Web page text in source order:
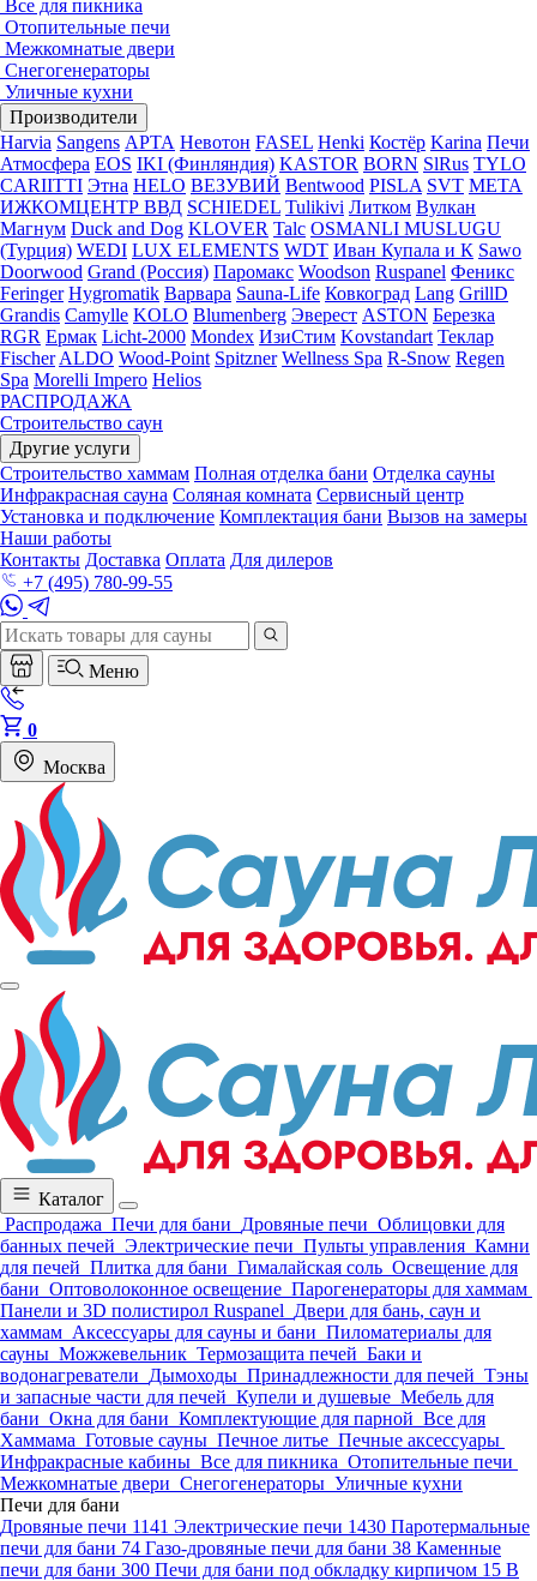
Все для пикника
Отопительные печи
Межкомнатые двери
Снегогенераторы
Уличные кухни
Производители
Harvia Sangens АРТА Невотон FASEL Henki Костёр Karina Печи
Атмосфера EOS IKI (Финляндия) KASTOR BORN SlRus TYLO
CARIITTI Этна HELO ВЕЗУВИЙ Bentwood PISLA SVT МЕТА
ИЖКОМЦЕНТР ВВД SCHIEDEL Tulikivi Литком Вулкан
Магнум Duck and Dog KLOVER Talc OSMANLI MUSLUGU
(Турция) WEDI LUX ELEMENTS WDT Иван Купала и К Sawo
Doorwood Grand (Россия) Паромакс Woodson Ruspanel Феникс
Feringer Hygromatik Варвара Sauna-Life Ковкоград Lang GrillD
Grandis Camylle KOLO Blumenberg Эверест ASTON Березка
RGR Ермак Licht-2000 Mondex ИзиСтим Kovstandart Теклар
Fischer ALDO Wood-Point Spitzner Wellness Spa R-Snow Regen
Spa Morelli Impero Helios
РАСПРОДАЖА
Строительство саун
Другие услуги
Строительство хаммам Полная отделка бани Отделка сауны
Инфракрасная сауна Соляная комната Сервисный центр
Установка и подключение Комплектация бани Вызов на замеры
Наши работы
Контакты Доставка Оплата Для дилеров
+7 (495) 780-99-55
Меню
0
Москва
Каталог
Распродажа Печи для бани Дровяные печи Облицовки для
банных печей Электрические печи Пульты управления Камни
для печей Плитка для бани Гималайская соль Освещение для
бани Оптоволоконное освещение Парогенераторы для хаммам
Панели и 3D полистирол Ruspanel Двери для бань, саун и
хаммам Аксессуары для сауны и бани Пиломатериалы для
сауны Можжевельник Термозащита печей Баки и
водонагреватели Дымоходы Принадлежности для печей Тэны
и запасные части для печей Купели и душевые Мебель для
бани Окна для бани Комплектующие для парной Все для
Хаммама Готовые сауны Печное литье Печные аксессуары
Инфракрасные кабины Все для пикника Отопительные печи
Межкомнатые двери Снегогенераторы Уличные кухни
Печи для бани
Дровяные печи 1141 Электрические печи 1430 Паротермальные
печи для бани 74 Газо-дровяные печи для бани 38 Каменные
печи для бани 300 Печи для бани под обкладку кирпичом 15 В